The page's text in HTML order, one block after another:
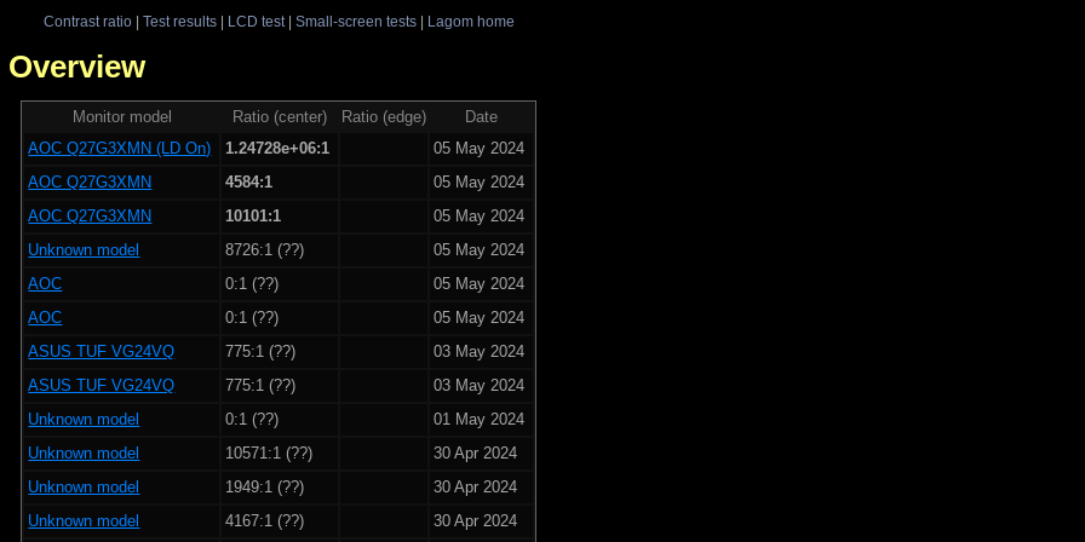
Contrast ratio| Test results| LCD test| Small-screen tests| Lagom home
Monitor model Ratio (center) Ratio (edge)
Date
AOC Q27G3XMN (LD On)
1.24728e+06:1
05 May 2024
AOC Q27G3XMN
4584:1
05 May 2024
AOC Q27G3XMN
10101:1
05 May 2024
Unknown model
8726:1 (??)
05 May 2024
AOC
0:1 (??)
05 May 2024
AOC
0:1 (??)
05 May 2024
ASUS TUF VG24VQ
775:1 (??)
03 May 2024
ASUS TUF VG24VQ
775:1 (??)
03 May 2024
Unknown model
0:1 (??)
01 May 2024
Unknown model
10571:1 (??)
30 Apr 2024
Unknown model
1949:1 (??)
30 Apr 2024
Unknown model
4167:1 (??) 30 Apr 2024